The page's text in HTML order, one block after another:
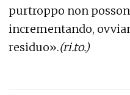
purtroppo non
incrementando,
residuo».(ri.to.)